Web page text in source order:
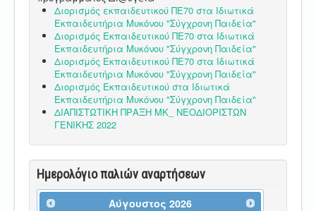
Διορισμός εκπαιδευτικού ΠΕ70 στα Ιδιωτικά
Εκπαιδευτήρια Μυκόνου "Σύγχρονη Παιδεία"
Διορισμός Εκπαιδευτικού ΠΕ70 στα Ιδιωτικά
Εκπαιδευτήρια Μυκόνου "Σύγχρονη Παιδεία"
Διορισμός Εκπαιδευτικού ΠΕ70 στα Ιδιωτικά
Εκπαιδευτήρια Μυκόνου "Σύγχρονη Παιδεία"
Διορισμός Εκπαιδευτικού στα Ιδιωτικά
Εκπαιδευτήρια Μυκόνου "Σύγχρονη Παιδεία"
ΔΙΑΠΙΣΤΩΤΙΚΗ ΠΡΑΞΗ ΜΚ_ ΝΕΟΔΙΟΡΙΣΤΩΝ
ΓΕΝΙΚΗΣ 2022
Ημερολόγιο παλιών αναρτήσεων
Αύγουστος 2026